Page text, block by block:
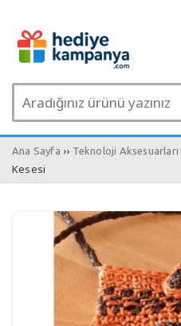
Ana Sayfa ›› Teknoloji Aksesuarları
Kesesi